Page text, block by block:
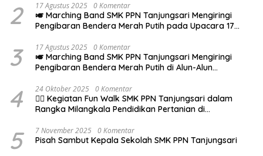
2 17 Agustus 2025 0 Komentar
🎺 Marching Band SMK PPN Tanjungsari Mengiringi
Pengibaran Bendera Merah Putih pada Upacara 17
3 17 Agustus 2025 0 Komentar
🎺 Marching Band SMK PPN Tanjungsari Mengiringi
Pengibaran Bendera Merah Putih di Alun-Alun
4 24 Oktober 2025 0 Komentar
🚶‍♂️ Kegiatan Fun Walk SMK PPN Tanjungsari dalam
Rangka Milangkala Pendidikan Pertanian di
5 7 November 2025 0 Komentar
Pisah Sambut Kepala Sekolah SMK PPN Tanjungsari